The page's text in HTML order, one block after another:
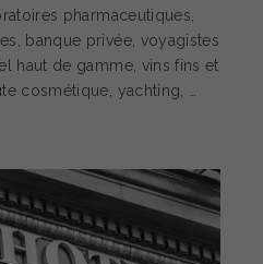
pharmaceutiques,
banque privée, voyagistes
haut de gamme, vins fins et
cosmétique, yachting, …